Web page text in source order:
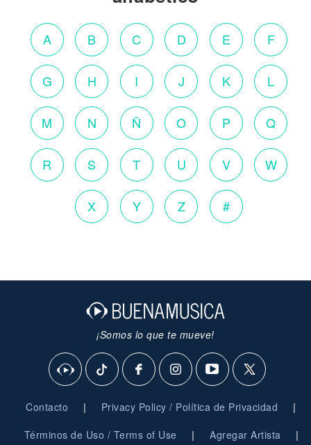
A B C D E F
G H I J K L
M N Ñ O P Q
R S T U V W
X Y Z #
¡Somos lo que te mueve!
Contacto | Privacy Policy / Política de Privacidad |
Términos de Uso / Terms of Use | Agregar Artista |